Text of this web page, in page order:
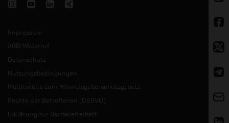
Impressum
AGB/Widerruf
Datenschutz
Nutzungsbedingungen
Meldestelle zum Hinweisgeberschutzgesetz
Rechte der Betroffenen (DSGVO)
Erklärung zur Barrierefreiheit